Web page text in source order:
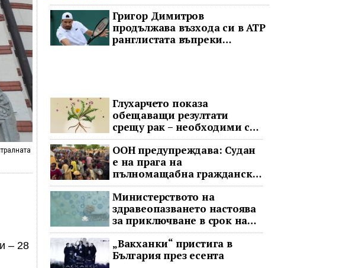
– 28
Григор Димитров
продължава възхода си в ATP
ранглистата въпреки
Глухарчето показа
обещаващи резултати
срещу рак – необходими са
изпитания с хора
ООН предупреждава: Судан
е на прага на
пълномащабна гражданска
война
Министерството на
здравеопазването настоява
за приключване в срок на
два ключови строителни
проекта
„Вакханки“ пристига в
България през есента